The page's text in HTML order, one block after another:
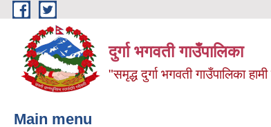
Skip to main content
दुर्गा भगवती गाउँपालिका
"समृद्ध दुर्गा भगवती गाउँपालिका
Main menu